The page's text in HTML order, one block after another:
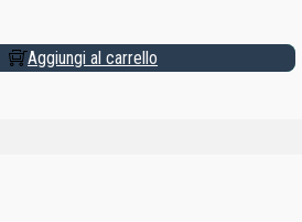
Aggiungi al carrello